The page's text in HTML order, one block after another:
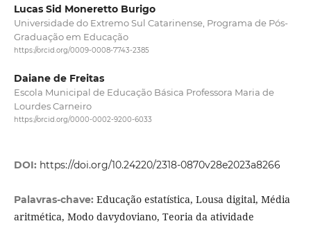
Lucas Sid Moneretto Burigo
Universidade do Extremo Sul Catarinense, Programa de Pós-
Graduação em Educação
https://orcid.org/0009-0008-7743-2385
Daiane de Freitas
Escola Municipal de Educação Básica Professora Maria de
Lourdes Carneiro
https://orcid.org/0000-0002-9200-6033
DOI: https://doi.org/10.24220/2318-0870v28e2023a8266
Palavras-chave: Educação estatística, Lousa digital, Média
aritmética, Modo davydoviano, Teoria da atividade